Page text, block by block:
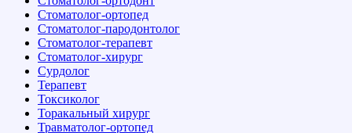
Стоматолог-ортопед
Стоматолог-пародонтолог
Стоматолог-терапевт
Стоматолог-хирург
Сурдолог
Терапевт
Токсиколог
Торакальный хирург
Травматолог-ортопед